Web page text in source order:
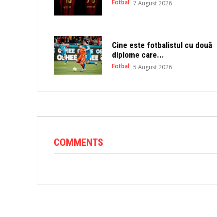
n
e
n
d
o
w
)
n
n
i
n
d
o
w
)
Fotbal 7 August 2026
Cine este fotbalistul cu două
diplome care...
Fotbal 5 August 2026
COMMENTS